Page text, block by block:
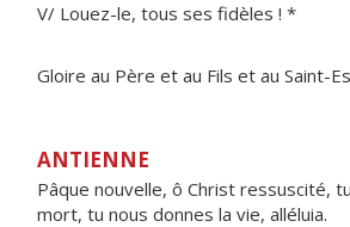
V/ Louez-le, tous ses fidèles ! *
Gloire au Père et au Fils et au Saint-
ANTIENNE
Pâque nouvelle, ô Christ ressuscité,
mort, tu nous donnes la vie, alléluia.